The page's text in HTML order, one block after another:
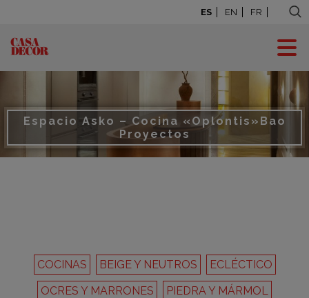
ES EN FR
Espacio Asko – Cocina «Oplontis» Bao
Proyectos
COCINAS BEIGE Y NEUTROS
ECLÉCTICO
OCRES Y MARRONES
PIEDRA Y MÁRMOL